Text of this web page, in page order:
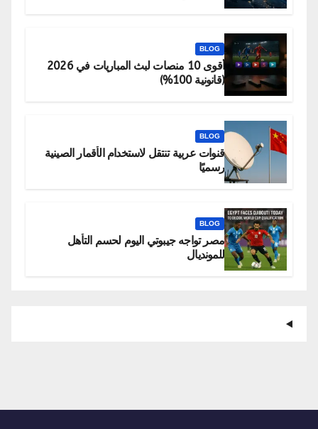
BLOG
أقوى 10 منصات لبث المباريات في 2026
(قانونية 100%)
BLOG
قنوات عربية تنتقل لاستخدام الأقمار الصينية
رسميًا
BLOG
مصر تواجه جيبوتي اليوم لحسم التأهل
للمونديال